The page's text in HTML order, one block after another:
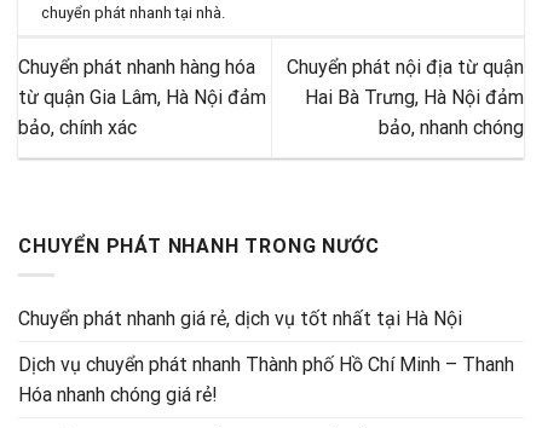
chuyển phát nhanh tại nhà.
Chuyển phát nhanh hàng hóa
từ quận Gia Lâm, Hà Nội đảm
bảo, chính xác
Chuyển phát nội địa từ quận
Hai Bà Trưng, Hà Nội đảm
bảo, nhanh chóng
CHUYỂN PHÁT NHANH TRONG NƯỚC
Chuyển phát nhanh giá rẻ, dịch vụ tốt nhất tại Hà Nội
Dịch vụ chuyển phát nhanh Thành phố Hồ Chí Minh – Thanh
Hóa nhanh chóng giá rẻ!